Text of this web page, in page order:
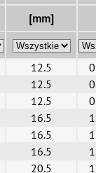
[mm]
12.5
12.5
12.5
16.5
16.5
16.5
20.5